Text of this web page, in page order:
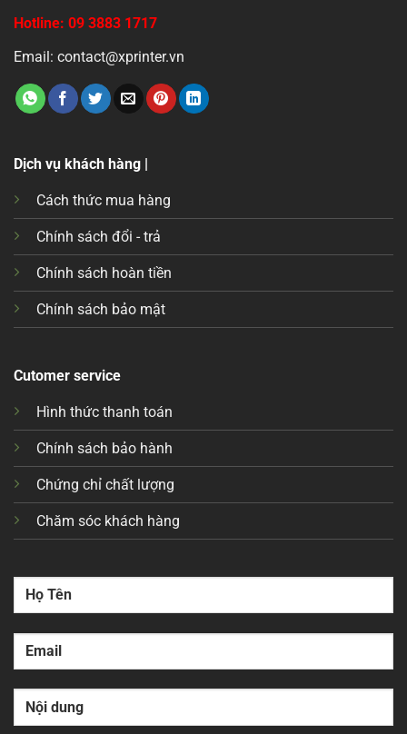
Hotline: 09 3883 1717
Email: contact@xprinter.vn
Dịch vụ khách hàng |
Cách thức mua hàng
Chính sách đổi - trả
Chính sách hoàn tiền
Chính sách bảo mật
Cutomer service
Hình thức thanh toán
Chính sách bảo hành
Chứng chỉ chất lượng
Chăm sóc khách hàng